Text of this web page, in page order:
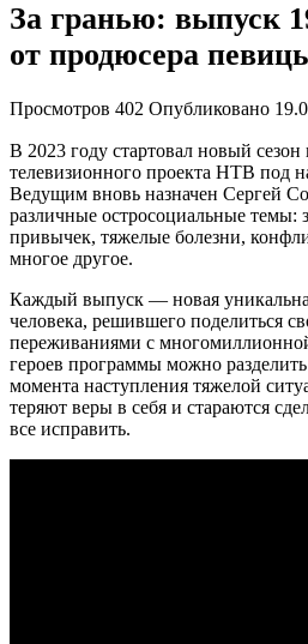
За гранью: выпуск
от продюсера
Просмотров 402 Опубликовано
В 2023 году стартовал новый сезон
телевизионного проекта НТВ под
Ведущим вновь назначен Сергей
различные остросоциальные темы:
привычек, тяжелые болезни,
многое другое.
Каждый выпуск — новая
человека, решившего поделиться
переживаниями с
героев программы можно
момента наступления тяжелой
теряют веры в себя и стараются
все исправить.